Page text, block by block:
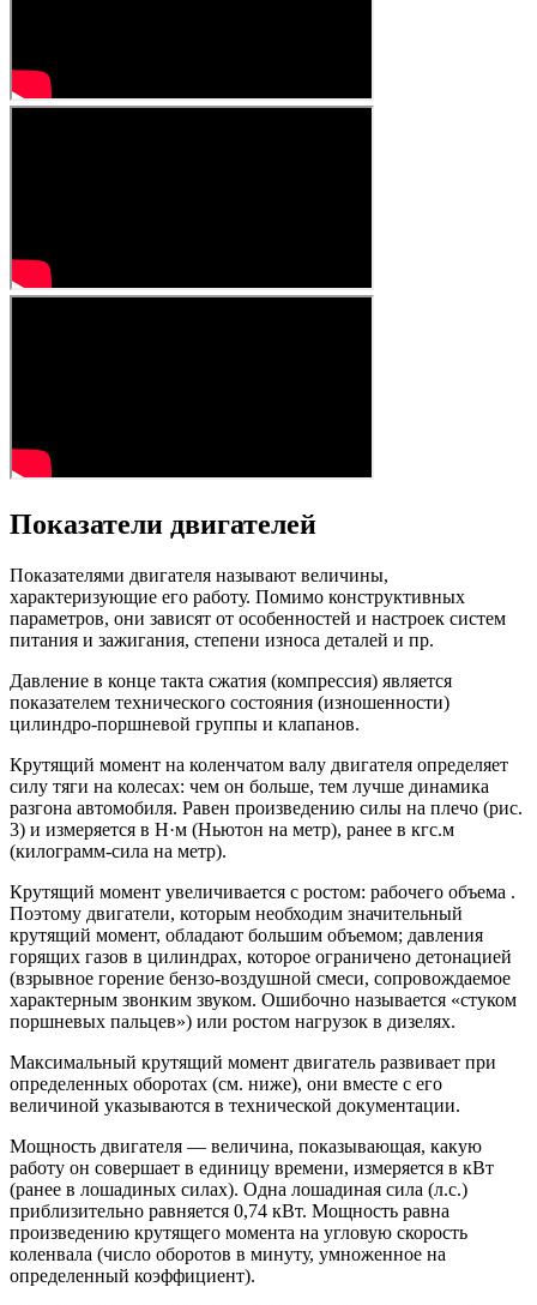
Показатели двигателей
Показателями двигателя называют величины,
характеризующие его работу. Помимо конструктивных
параметров, они зависят от особенностей и настроек систем
питания и зажигания, степени износа деталей и пр.
Давление в конце такта сжатия (компрессия) является
показателем технического состояния (изношенности)
цилиндро-поршневой группы и клапанов.
Крутящий момент на коленчатом валу двигателя определяет
силу тяги на колесах: чем он больше, тем лучше динамика
разгона автомобиля. Равен произведению силы на плечо (рис.
3) и измеряется в Н·м (Ньютон на метр), ранее в кгс.м
(килограмм-сила на метр).
Крутящий момент увеличивается с ростом: рабочего объема .
Поэтому двигатели, которым необходим значительный
крутящий момент, обладают большим объемом; давления
горящих газов в цилиндрах, которое ограничено детонацией
(взрывное горение бензо-воздушной смеси, сопровождаемое
характерным звонким звуком. Ошибочно называется «стуком
поршневых пальцев») или ростом нагрузок в дизелях.
Максимальный крутящий момент двигатель развивает при
определенных оборотах (см. ниже), они вместе с его
величиной указываются в технической документации.
Мощность двигателя — величина, показывающая, какую
работу он совершает в единицу времени, измеряется в кВт
(ранее в лошадиных силах). Одна лошадиная сила (л.с.)
приблизительно равняется 0,74 кВт. Мощность равна
произведению крутящего момента на угловую скорость
коленвала (число оборотов в минуту, умноженное на
определенный коэффициент).